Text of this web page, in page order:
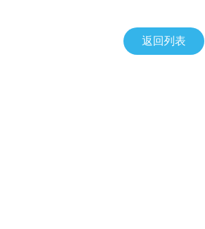
返回列表